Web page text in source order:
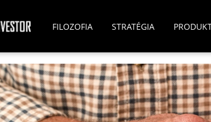
FILOZOFIA STRATÉGIA